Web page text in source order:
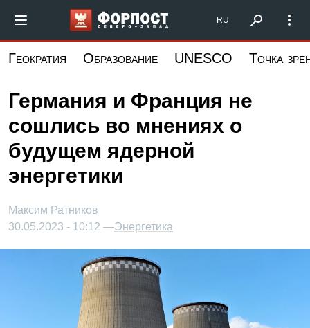
основному
Форпост Северо-Запад
RU
Геократия Образование UNESCO Точка
Германия и Франция не
сошлись во мнениях о
будущем ядерной
энергетики
Максим Ратников
30.05.2023 - 10:12 —Энергетика